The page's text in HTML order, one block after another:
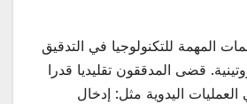
المهمة للتكنولوجيا في التدقيق
قضى المدققون تقليديا قدرا
اليدوية مثل: إدخال